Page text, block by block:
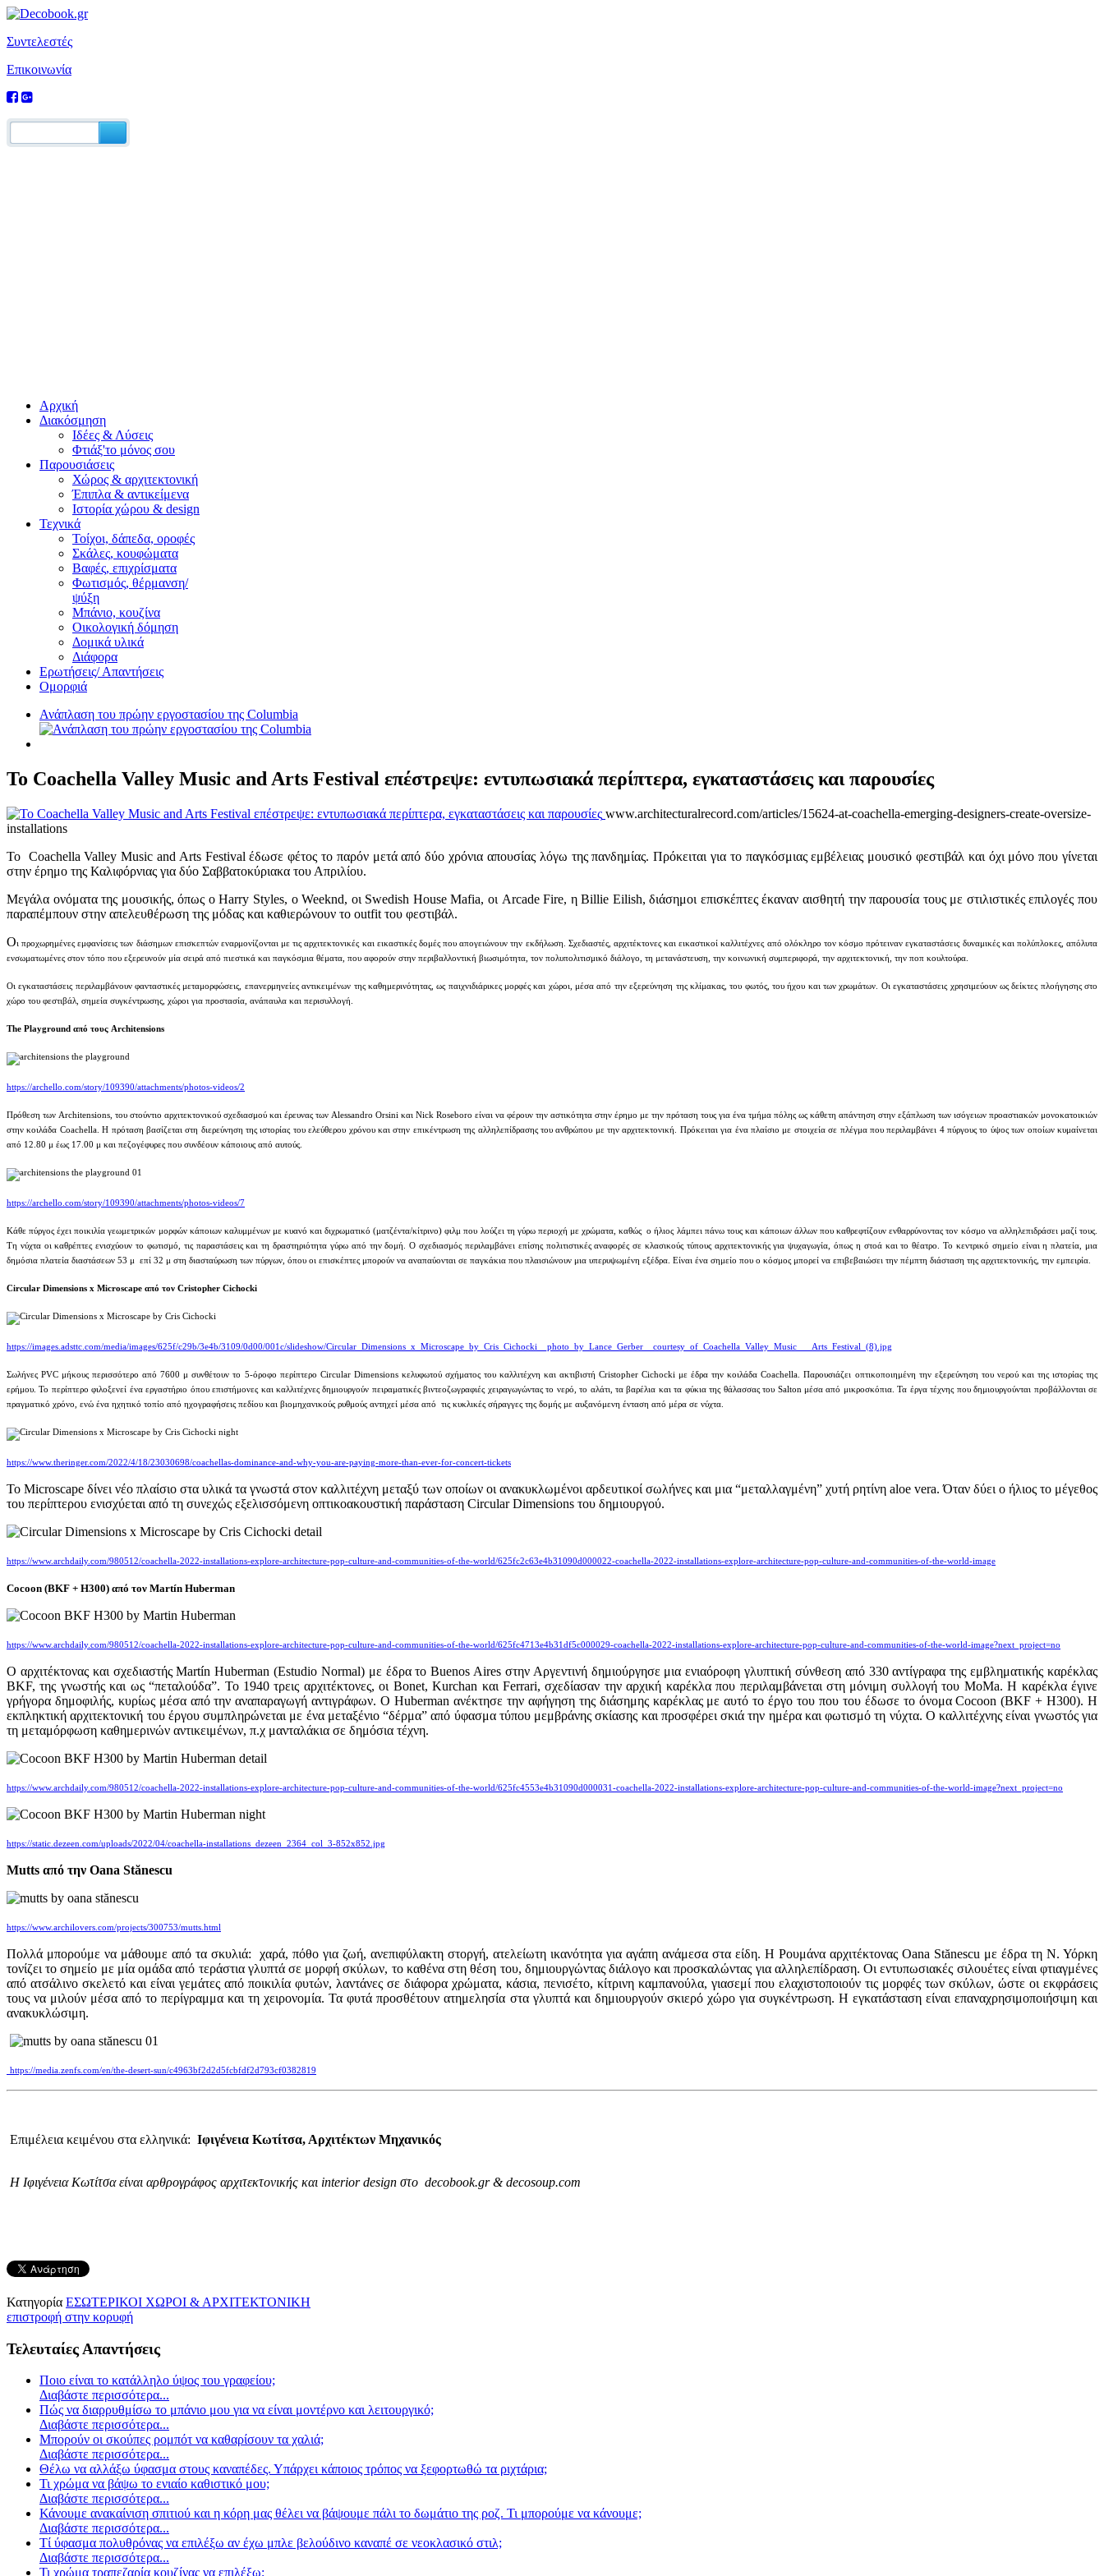
Συντελεστές
Επικοινωνία
Αρχική
Διακόσμηση
Ιδέες & Λύσεις
Φτιάξ'το μόνος σου
Παρουσιάσεις
Χώρος & αρχιτεκτονική
Έπιπλα & αντικείμενα
Ιστορία χώρου & design
Τεχνικά
Τοίχοι, δάπεδα, οροφές
Σκάλες, κουφώματα
Βαφές, επιχρίσματα
Φωτισμός, θέρμανση/
ψύξη
Μπάνιο, κουζίνα
Οικολογική δόμηση
Δομικά υλικά
Διάφορα
Ερωτήσεις/ Απαντήσεις
Ομορφιά
Ανάπλαση του πρώην εργοστασίου της Columbia
Το Coachella Valley Music and Arts Festival επέστρεψε: εντυπωσιακά περίπτερα, εγκαταστάσεις και παρουσίες
www.architecturalrecord.com/articles/15624-at-coachella-emerging-designers-create-oversize-
installations
Το Coachella Valley Music and Arts Festival έδωσε φέτος το παρόν μετά από δύο χρόνια απουσίας λόγω της πανδημίας. Πρόκειται για το παγκόσμιας εμβέλειας μουσικό φεστιβάλ και όχι μόνο που γίνεται
στην έρημο της Καλιφόρνιας για δύο Σαββατοκύριακα του Απριλίου.
Μεγάλα ονόματα της μουσικής, όπως ο Harry Styles, ο Weeknd, οι Swedish House Mafia, οι Arcade Fire, η Billie Eilish, διάσημοι επισκέπτες έκαναν αισθητή την παρουσία τους με στιλιστικές επιλογές που
παραπέμπουν στην απελευθέρωση της μόδας και καθιερώνουν το outfit του φεστιβάλ.
Οι προχωρημένες εμφανίσεις των διάσημων επισκεπτών εναρμονίζονται με τις αρχιτεκτονικές και εικαστικές δομές που απογειώνουν την εκδήλωση. Σχεδιαστές, αρχιτέκτονες και εικαστικοί καλλιτέχνες από ολόκληρο τον κόσμο πρότειναν εγκαταστάσεις δυναμικές και πολύπλοκες, απόλυτα
ενσωματωμένες στον τόπο που εξερευνούν μία σειρά από πιεστικά και παγκόσμια θέματα, που αφορούν στην περιβαλλοντική βιωσιμότητα, τον πολυπολιτισμικό διάλογο, τη μετανάστευση, την κοινωνική συμπεριφορά, την αρχιτεκτονική, την ποπ κουλτούρα.
Οι εγκαταστάσεις περιλαμβάνουν φανταστικές μεταμορφώσεις, επανερμηνείες αντικειμένων της καθημερινότητας, ως παιχνιδιάρικες μορφές και χώροι, μέσα από την εξερεύνηση της κλίμακας, του φωτός, του ήχου και των χρωμάτων. Οι εγκαταστάσεις χρησιμεύουν ως δείκτες πλοήγησης στο
χώρο του φεστιβάλ, σημεία συγκέντρωσης, χώροι για προστασία, ανάπαυλα και περισυλλογή.
The Playground από τους Architensions
https://archello.com/story/109390/attachments/photos-videos/2
Πρόθεση των Architensions, του στούντιο αρχιτεκτονικού σχεδιασμού και έρευνας των Alessandro Orsini και Nick Roseboro είναι να φέρουν την αστικότητα στην έρημο με την πρόταση τους για ένα τμήμα πόλης ως κάθετη απάντηση στην εξάπλωση των ισόγειων προαστιακών μονοκατοικιών
στην κοιλάδα Coachella. Η πρόταση βασίζεται στη διερεύνηση της ιστορίας του ελεύθερου χρόνου και στην επικέντρωση της αλληλεπίδρασης του ανθρώπου με την αρχιτεκτονική. Πρόκειται για ένα πλαίσιο με στοιχεία σε πλέγμα που περιλαμβάνει 4 πύργους το ύψος των οποίων κυμαίνεται
από 12.80 μ έως 17.00 μ και πεζογέφυρες που συνδέουν κάποιους από αυτούς.
https://archello.com/story/109390/attachments/photos-videos/7
Κάθε πύργος έχει ποικιλία γεωμετρικών μορφών κάποιων καλυμμένων με κυανό και διχρωματικό (ματζέντα/κίτρινο) φιλμ που λούζει τη γύρω περιοχή με χρώματα, καθώς ο ήλιος λάμπει πάνω τους και κάποιων άλλων που καθρεφτίζουν ενθαρρύνοντας τον κόσμο να αλληλεπιδράσει μαζί τους.
Τη νύχτα οι καθρέπτες ενισχύουν το φωτισμό, τις παραστάσεις και τη δραστηριότητα γύρω από την δομή. Ο σχεδιασμός περιλαμβάνει επίσης πολιτιστικές αναφορές σε κλασικούς τύπους αρχιτεκτονικής για ψυχαγωγία, όπως η στοά και το θέατρο. Το κεντρικό σημείο είναι η πλατεία, μια
δημόσια πλατεία διαστάσεων 53 μ επί 32 μ στη διασταύρωση των πύργων, όπου οι επισκέπτες μπορούν να αναπαύονται σε παγκάκια που πλαισιώνουν μια υπερυψωμένη εξέδρα. Είναι ένα σημείο που ο κόσμος μπορεί να επιβεβαιώσει την πέμπτη διάσταση της αρχιτεκτονικής, την εμπειρία.
Circular Dimensions x Microscape από τον Cristopher Cichocki
https://images.adsttc.com/media/images/625f/c29b/3e4b/3109/0d00/001c/slideshow/Circular_Dimensions_x_Microscape_by_Cris_Cichocki__photo_by_Lance_Gerber__courtesy_of_Coachella_Valley_Music___Arts_Festival_(8).jpg
Σωλήνες PVC μήκους περισσότερο από 7600 μ συνθέτουν το 5-όροφο περίπτερο Circular Dimensions κελυφωτού σχήματος του καλλιτέχνη και ακτιβιστή Cristopher Cichocki με έδρα την κοιλάδα Coachella. Παρουσιάζει οπτικοποιημένη την εξερεύνηση του νερού και της ιστορίας της
ερήμου. Το περίπτερο φιλοξενεί ένα εργαστήριο όπου επιστήμονες και καλλιτέχνες δημιουργούν πειραματικές βιντεοζωγραφιές χειραγωγώντας το νερό, το αλάτι, τα βαρέλια και τα φύκια της θάλασσας του Salton μέσα από μικροσκόπια. Τα έργα τέχνης που δημιουργούνται προβάλλονται σε
πραγματικό χρόνο, ενώ ένα ηχητικό τοπίο από ηχογραφήσεις πεδίου και βιομηχανικούς ρυθμούς αντηχεί μέσα από τις κυκλικές σήραγγες της δομής με αυξανόμενη ένταση από μέρα σε νύχτα.
https://www.theringer.com/2022/4/18/23030698/coachellas-dominance-and-why-you-are-paying-more-than-ever-for-concert-tickets
Το Microscape δίνει νέο πλαίσιο στα υλικά τα γνωστά στον καλλιτέχνη μεταξύ των οποίων οι ανακυκλωμένοι αρδευτικοί σωλήνες και μια “μεταλλαγμένη” χυτή ρητίνη aloe vera. Όταν δύει ο ήλιος το μέγεθος
του περίπτερου ενισχύεται από τη συνεχώς εξελισσόμενη οπτικοακουστική παράσταση Circular Dimensions του δημιουργού.
https://www.archdaily.com/980512/coachella-2022-installations-explore-architecture-pop-culture-and-communities-of-the-world/625fc2c63e4b31090d000022-coachella-2022-installations-explore-architecture-pop-culture-and-communities-of-the-world-image
Cocoon (BKF + H300) από τον Martín Huberman
https://www.archdaily.com/980512/coachella-2022-installations-explore-architecture-pop-culture-and-communities-of-the-world/625fc4713e4b31df5c000029-coachella-2022-installations-explore-architecture-pop-culture-and-communities-of-the-world-image?next_project=no
Ο αρχιτέκτονας και σχεδιαστής Martín Huberman (Estudio Normal) με έδρα το Buenos Aires στην Αργεντινή δημιούργησε μια ενιαόροφη γλυπτική σύνθεση από 330 αντίγραφα της εμβληματικής καρέκλας
BKF, της γνωστής και ως “πεταλούδα”. Το 1940 τρεις αρχιτέκτονες, οι Bonet, Kurchan και Ferrari, σχεδίασαν την αρχική καρέκλα που περιλαμβάνεται στη μόνιμη συλλογή του MoMa. Η καρέκλα έγινε
γρήγορα δημοφιλής, κυρίως μέσα από την αναπαραγωγή αντιγράφων. Ο Huberman ανέκτησε την αφήγηση της διάσημης καρέκλας με αυτό το έργο του που του έδωσε το όνομα Cocoon (BKF + H300). Η
εκπληκτική αρχιτεκτονική του έργου συμπληρώνεται με ένα μεταξένιο “δέρμα” από ύφασμα τύπου μεμβράνης σκίασης και προσφέρει σκιά την ημέρα και φωτισμό τη νύχτα. Ο καλλιτέχνης είναι γνωστός για
τη μεταμόρφωση καθημερινών αντικειμένων, π.χ μανταλάκια σε δημόσια τέχνη.
https://www.archdaily.com/980512/coachella-2022-installations-explore-architecture-pop-culture-and-communities-of-the-world/625fc4553e4b31090d000031-coachella-2022-installations-explore-architecture-pop-culture-and-communities-of-the-world-image?next_project=no
https://static.dezeen.com/uploads/2022/04/coachella-installations_dezeen_2364_col_3-852x852.jpg
Mutts από την Oana Stănescu
https://www.archilovers.com/projects/300753/mutts.html
Πολλά μπορούμε να μάθουμε από τα σκυλιά: χαρά, πόθο για ζωή, ανεπιφύλακτη στοργή, ατελείωτη ικανότητα για αγάπη ανάμεσα στα είδη. Η Ρουμάνα αρχιτέκτονας Oana Stănescu με έδρα τη Ν. Υόρκη
τονίζει το σημείο με μία ομάδα από τεράστια γλυπτά σε μορφή σκύλων, το καθένα στη θέση του, δημιουργώντας διάλογο και προσκαλώντας για αλληλεπίδραση. Οι εντυπωσιακές σιλουέτες είναι φτιαγμένες
από ατσάλινο σκελετό και είναι γεμάτες από ποικιλία φυτών, λαντάνες σε διάφορα χρώματα, κάσια, πενισέτο, κίτρινη καμπανούλα, γιασεμί που ελαχιστοποιούν τις μορφές των σκύλων, ώστε οι εκφράσεις
τους να μιλούν μέσα από το περίγραμμα και τη χειρονομία. Τα φυτά προσθέτουν ατημελησία στα γλυπτά και δημιουργούν σκιερό χώρο για συγκέντρωση. Η εγκατάσταση είναι επαναχρησιμοποιήσιμη και
ανακυκλώσιμη.
https://media.zenfs.com/en/the-desert-sun/c4963bf2d2d5fcbfdf2d793cf0382819
Επιμέλεια κειμένου στα ελληνικά: Ιφιγένεια Κωτίτσα, Αρχιτέκτων Μηχανικός
Η Ιφιγένεια Κωτίτσα είναι αρθρογράφος αρχιτεκτονικής και interior design στο decobook.gr & decosoup.com
Κατηγορία ΕΣΩΤΕΡΙΚΟΙ ΧΩΡΟΙ & ΑΡΧΙΤΕΚΤΟΝΙΚΗ
επιστροφή στην κορυφή
Τελευταίες Απαντήσεις
Ποιο είναι το κατάλληλο ύψος του γραφείου;
Διαβάστε περισσότερα...
Πώς να διαρρυθμίσω το μπάνιο μου για να είναι μοντέρνο και λειτουργικό;
Διαβάστε περισσότερα...
Μπορούν οι σκούπες ρομπότ να καθαρίσουν τα χαλιά;
Διαβάστε περισσότερα...
Θέλω να αλλάξω ύφασμα στους καναπέδες. Υπάρχει κάποιος τρόπος να ξεφορτωθώ τα ριχτάρια;
Τι χρώμα να βάψω το ενιαίο καθιστικό μου;
Διαβάστε περισσότερα...
Κάνουμε ανακαίνιση σπιτιού και η κόρη μας θέλει να βάψουμε πάλι το δωμάτιο της ροζ. Τι μπορούμε να κάνουμε;
Διαβάστε περισσότερα...
Τί ύφασμα πολυθρόνας να επιλέξω αν έχω μπλε βελούδινο καναπέ σε νεοκλασικό στιλ;
Διαβάστε περισσότερα...
Τι χρώμα τραπεζαρία κουζίνας να επιλέξω;